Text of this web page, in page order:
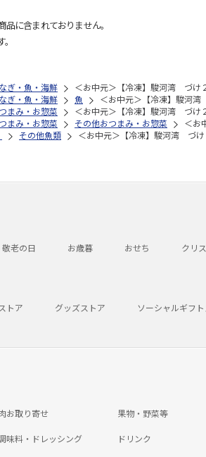
に含まれておりません。
ぎ・魚・海鮮
＜お中元＞【冷凍】駿河湾 づけ
ぎ・魚・海鮮 魚
＜お中元＞【冷凍】駿河
まみ・お惣菜
＜お中元＞【冷凍】駿河湾 づけ
まみ・お惣菜 その他おつまみ・お惣菜
＜お
その他魚類 ＜お中元＞【冷凍】駿河湾 づけ
敬老の日 お歳暮 おせち クリ
トア グッズストア ソーシャルギフ
お取り寄せ 果物・野菜等
味料・ドレッシング ドリンク